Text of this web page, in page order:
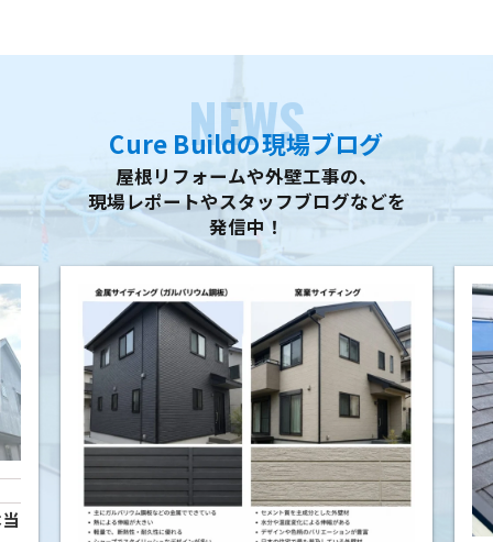
NEWS
Cure Buildの現場ブログ
屋根リフォームや外壁工事の、
現場レポートやスタッフブログなどを
発信中！